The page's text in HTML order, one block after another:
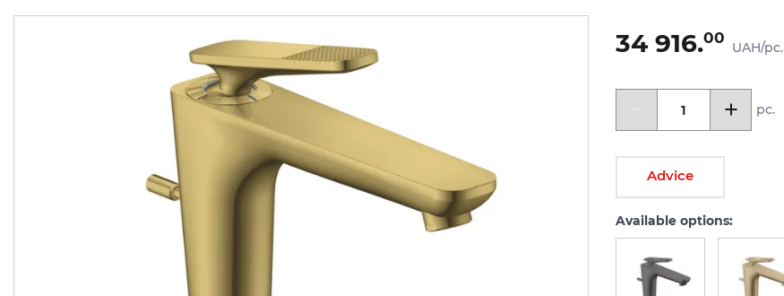
34 916.00
UAH/pc.
pc.
Advice
Available options: